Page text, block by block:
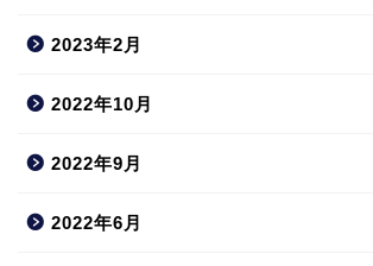
2023年2月
2022年10月
2022年9月
2022年6月